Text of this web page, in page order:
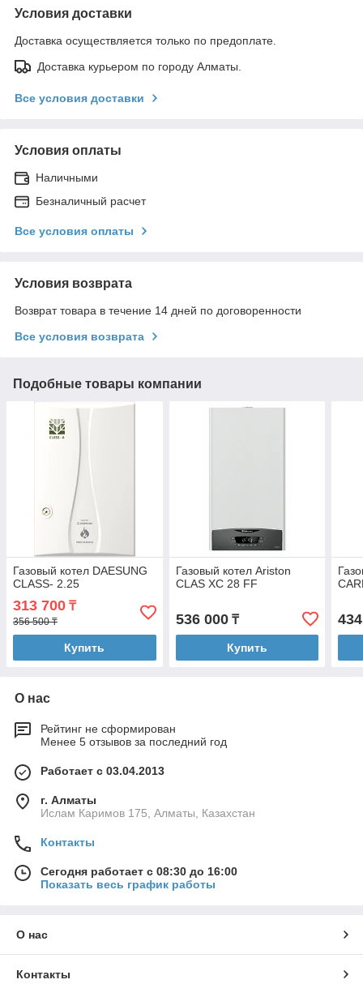
Условия доставки
Доставка осуществляется только по предоплате.
Доставка курьером по городу Алматы.
Все условия доставки
Условия оплаты
Наличными
Безналичный расчет
Все условия оплаты
Условия возврата
Возврат товара в течение 14 дней по договоренности
Все условия возврата
Подобные товары компании
Газовый котел DAESUNG
CLASS- 2.25
313 700 ₸
356 500 ₸
Купить
Газовый котел Ariston
CLAS ХC 28 FF
536 000₸
Купить
О нас
Рейтинг не сформирован
Менее 5 отзывов за последний год
Работает с 03.04.2013
г. Алматы
Ислам Каримов 175, Алматы, Казахстан
Контакты
Сегодня работает с 08:30 до 16:00
Показать весь график работы
О нас
Контакты